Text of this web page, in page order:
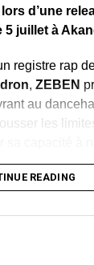
d’une
juillet à
registre rap
, ZEBEN
au
les
cette
danseuses
READING